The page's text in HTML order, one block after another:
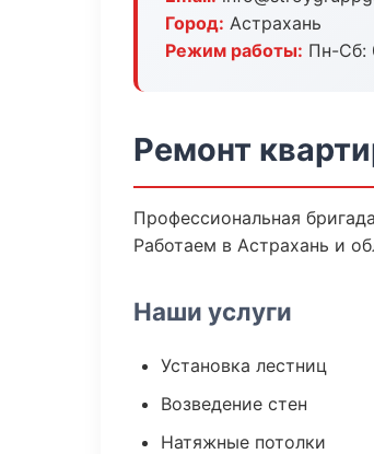
Город: Астрахань
Режим работы: Пн-Сб:
Ремонт
Профессиональная
Работаем в Астрахань и
Наши услуги
Установка лестниц
Возведение стен
Натяжные потолки